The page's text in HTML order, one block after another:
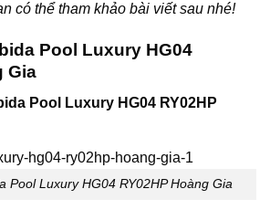
có thể tham khảo bài viết sau nhé!
Pool Luxury HG04
Gia
Pool Luxury HG04 RY02HP
Pool Luxury HG04 RY02HP Hoàng Gia